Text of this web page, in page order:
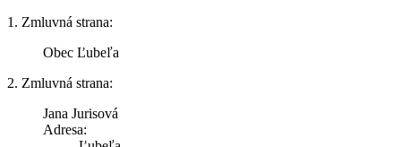
1. Zmluvná strana:
Obec Ľubeľa
2. Zmluvná strana:
Jana Jurisová
Adresa: